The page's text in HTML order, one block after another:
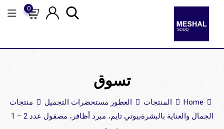
0
تسوق
Home المنتجات العطور مستحضرات التجميل
منتجات
الجمال والعناية بالبشرة
بيوتي تايم، مبرد أظافر، مصقول عدد 2 – 1